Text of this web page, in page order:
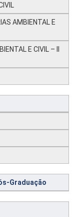
AMBIENTAL E
E CIVIL – II
Graduação